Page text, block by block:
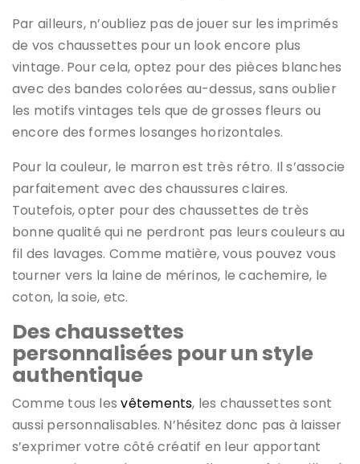
Par ailleurs, n’oubliez pas de jouer sur les imprimés
de vos chaussettes pour un look encore plus
vintage. Pour cela, optez pour des pièces blanches
avec des bandes colorées au-dessus, sans oublier
les motifs vintages tels que de grosses fleurs ou
encore des formes losanges horizontales.
Pour la couleur, le marron est très rétro. Il s’associe
parfaitement avec des chaussures claires.
Toutefois, opter pour des chaussettes de très
bonne qualité qui ne perdront pas leurs couleurs au
fil des lavages. Comme matière, vous pouvez vous
tourner vers la laine de mérinos, le cachemire, le
coton, la soie, etc.
Des chaussettes
personnalisées pour un style
authentique
Comme tous lesvêtements, les chaussettes sont
aussi personnalisables. N’hésitez donc pas à laisser
s’exprimer votre côté créatif en leur apportant